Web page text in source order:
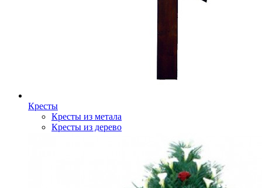
Кресты
Кресты из метала
Кресты из дерево